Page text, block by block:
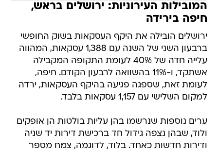
המובילות העירוניות: ירושלים בראש,
חיפה בירידה
ירושלים הובילה את היקף העסקאות בשוק החופשי
ברבעון השני של השנה עם 1,388 עסקאות, המהווה
עלייה חדה של 40% לעומת התקופה המקבילה
אשתקד, ו-11% בהשוואה לרבעון הקודם. חיפה,
לעומת זאת, שספגה פגיעה בהיקף העסקאות, ירדה
למקום השלישי עם 1,157 עסקאות בלבד.
ערים נוספות שנרשמו בהן עליות בולטות הן אופקים
ולוד, שבהן נצפה גידול חד ברכישת דירות יד שניה
ודירות חדשות כאחד. בלוד, לדוגמה, צמח מספר